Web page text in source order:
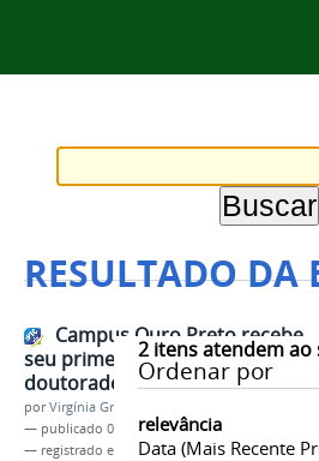
RESULTADO DA
2itens atendem ao
Ordenar por
relevância
Data (mais Recente
Campus Ouro Preto recebe
seu primeiro pesquisador de
doutorado
porVirgínia Graziela Fonseca Barbosa
— publicado 01/12/2025
— registrado em:
Campus Ouro Preto,Pós-